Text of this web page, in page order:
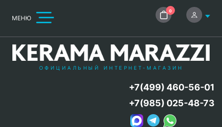
МЕНЮ
0
ОФИЦИАЛЬНЫЙ ИНТЕРНЕТ-МАГАЗИН
+7(499) 460-56-01
+7(985) 025-48-73